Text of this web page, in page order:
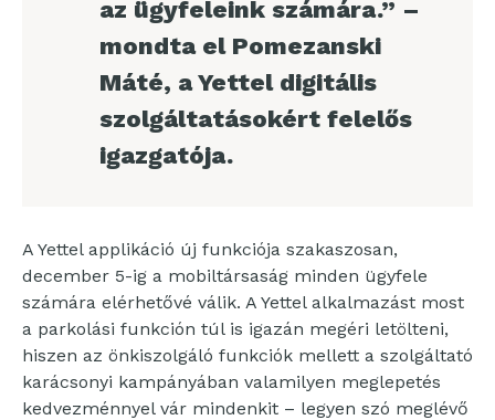
az ügyfeleink számára.” –
mondta el Pomezanski
Máté, a Yettel digitális
szolgáltatásokért felelős
igazgatója.
A Yettel applikáció új funkciója szakaszosan,
december 5-ig a mobiltársaság minden ügyfele
számára elérhetővé válik. A Yettel alkalmazást most
a parkolási funkción túl is igazán megéri letölteni,
hiszen az önkiszolgáló funkciók mellett a szolgáltató
karácsonyi kampányában valamilyen meglepetés
kedvezménnyel vár mindenkit – legyen szó meglévő